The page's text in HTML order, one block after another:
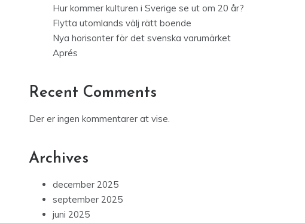
Hur kommer kulturen i Sverige se ut om 20 år?
Flytta utomlands välj rätt boende
Nya horisonter för det svenska varumärket
Aprés
Recent Comments
Der er ingen kommentarer at vise.
Archives
december 2025
september 2025
juni 2025